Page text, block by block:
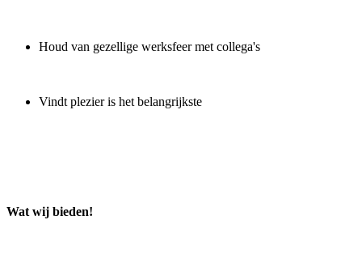
Houd van gezellige werksfeer met collega's
Vindt plezier is het belangrijkste
Wat wij bieden!